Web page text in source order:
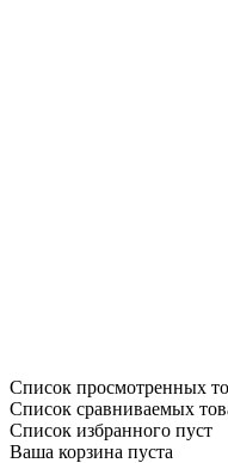
Список просмотренных
Список сравниваемых
Список избранного пуст
Ваша корзина пуста